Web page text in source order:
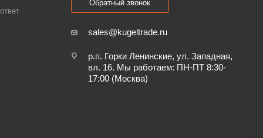
Обратный звонок
sales@kugeltrade.ru
р.п. Горки Ленинские, ул. Западная,
вл. 16. Мы работаем: ПН-ПТ 8:30-
17:00 (Москва)